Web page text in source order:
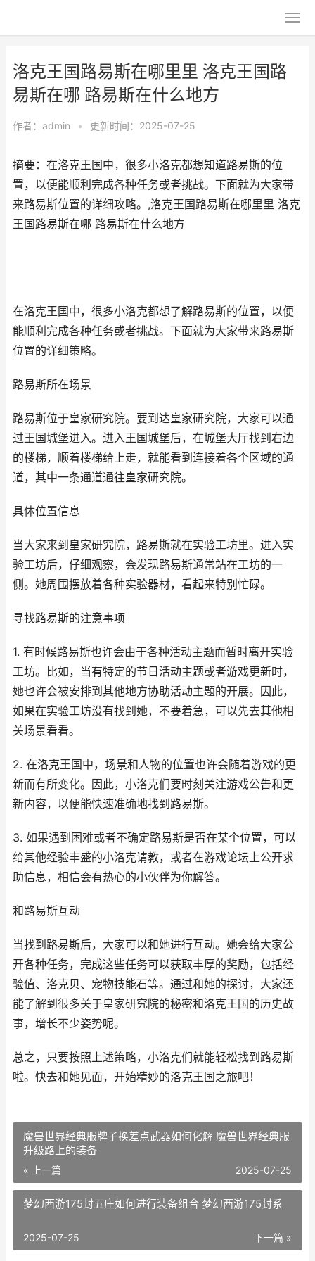
洛克王国路易斯在哪里里 洛克王国路
易斯在哪 路易斯在什么地方
作者： admin • 更新时间：2025-07-25
摘要：在洛克王国中，很多小洛克都想知道路易斯的位
置，以便能顺利完成各种任务或者挑战。下面就为大家带
来路易斯位置的详细攻略。,洛克王国路易斯在哪里里 洛克
王国路易斯在哪 路易斯在什么地方
在洛克王国中，很多小洛克都想了解路易斯的位置，以便
能顺利完成各种任务或者挑战。下面就为大家带来路易斯
位置的详细策略。
路易斯所在场景
路易斯位于皇家研究院。要到达皇家研究院，大家可以通
过王国城堡进入。进入王国城堡后，在城堡大厅找到右边
的楼梯，顺着楼梯给上走，就能看到连接着各个区域的通
道，其中一条通道通往皇家研究院。
具体位置信息
当大家来到皇家研究院，路易斯就在实验工坊里。进入实
验工坊后，仔细观察，会发现路易斯通常站在工坊的一
侧。她周围摆放着各种实验器材，看起来特别忙碌。
寻找路易斯的注意事项
1. 有时候路易斯也许会由于各种活动主题而暂时离开实验
工坊。比如，当有特定的节日活动主题或者游戏更新时，
她也许会被安排到其他地方协助活动主题的开展。因此，
如果在实验工坊没有找到她，不要着急，可以先去其他相
关场景看看。
2. 在洛克王国中，场景和人物的位置也许会随着游戏的更
新而有所变化。因此，小洛克们要时刻关注游戏公告和更
新内容，以便能快速准确地找到路易斯。
3. 如果遇到困难或者不确定路易斯是否在某个位置，可以
给其他经验丰盛的小洛克请教，或者在游戏论坛上公开求
助信息，相信会有热心的小伙伴为你解答。
和路易斯互动
当找到路易斯后，大家可以和她进行互动。她会给大家公
开各种任务，完成这些任务可以获取丰厚的奖励，包括经
验值、洛克贝、宠物技能石等。通过和她的探讨，大家还
能了解到很多关于皇家研究院的秘密和洛克王国的历史故
事，增长不少姿势呢。
总之，只要按照上述策略，小洛克们就能轻松找到路易斯
啦。快去和她见面，开始精妙的洛克王国之旅吧！
魔兽世界经典服牌子换差点武器如何化解 魔兽世界经典服
升级路上的装备
« 上一篇 2025-07-25
梦幻西游175封五庄如何进行装备组合 梦幻西游175封系
下一篇 »
2025-07-25